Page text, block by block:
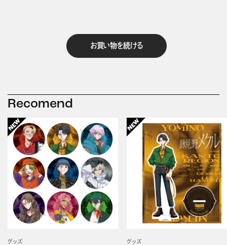
お買い物を続ける
Recomend
グッズ グッズ